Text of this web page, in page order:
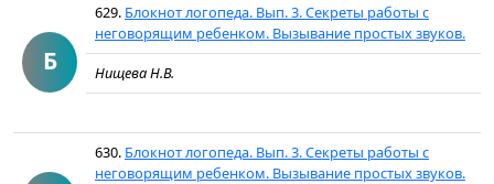
Б
629. Блокнот логопеда. Вып. 3. Секреты работы с
неговорящим ребенком. Вызывание простых звуков.
Нищева Н.В.
630. Блокнот логопеда. Вып. 3. Секреты работы с
неговорящим ребенком. Вызывание простых звуков.